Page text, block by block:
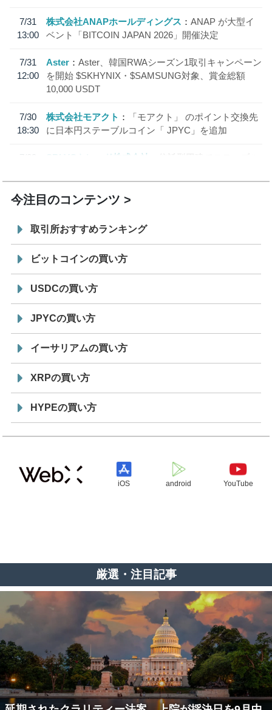
7/31
13:00
株式会社ANAPホールディングス
ANAP が大型イ
ベント「BITCOIN JAPAN 2026」開催決定
7/31
12:00
Aster
Aster、韓国RWAシーズン1取引キャンペーン
を開始 $SKHYNIX・$SAMSUNG対象、賞金総額
10,000 USDT
7/30
18:30
株式会社モアクト
「モアクト」 のポイント交換先
に日本円ステーブルコイン「 JPYC」を追加
7/29
SBI VCトレード株式会社
信託型円建てステーブル
今注目のコンテンツ
取引所おすすめランキング
ビットコインの買い方
USDCの買い方
JPYCの買い方
イーサリアムの買い方
XRPの買い方
HYPEの買い方
iOS android YouTube
厳選・注目記事